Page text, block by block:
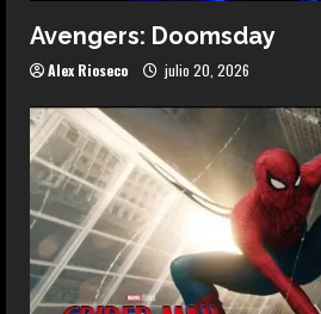
Avengers: Doomsday
Alex Rioseco julio 20, 2026